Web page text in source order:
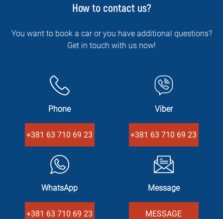
How to contact us?
You want to book a car or you have additional questions?
Get in touch with us now!
Phone
+381 63 710 69 23
Viber
+381 63 710 69 23
WhatsApp
+381 63 710 69 23
Message
MESSAGE